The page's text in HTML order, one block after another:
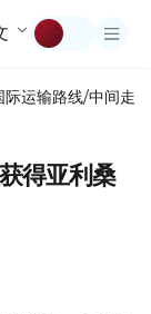
际运输路线/中间走廊
得亚利桑